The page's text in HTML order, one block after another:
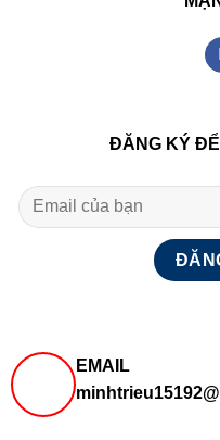
ĐĂNG KÝ ĐỂ
EMAIL